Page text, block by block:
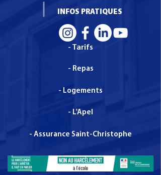
INFOS PRATIQUES
- Tarifs
- Repas
- Logements
- L'Apel
- Assurance Saint-Christophe